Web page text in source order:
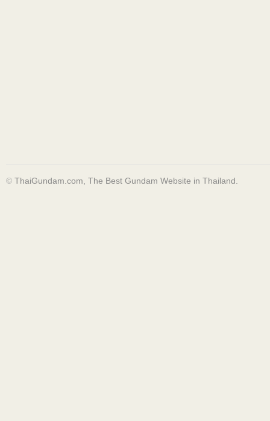
© ThaiGundam.com, The Best Gundam Website in Thailand.